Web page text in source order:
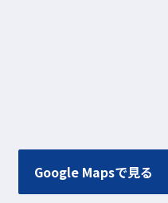
Google Mapsで見る